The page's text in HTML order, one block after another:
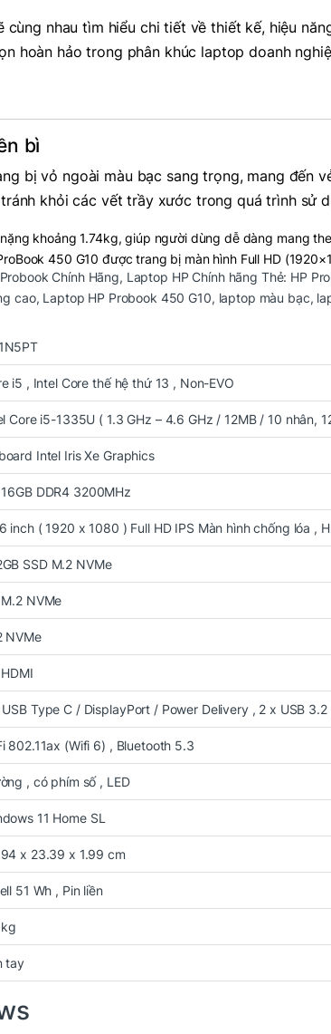
cùng nhau tìm hiểu chi tiết về thiết kế, hiệu
hoàn hảo trong phân khúc laptop doanh
bì
bị vỏ ngoài màu bạc sang trọng, mang đến
khỏi các vết trầy xước trong quá trình sử
khoảng 1.74kg, giúp người dùng dễ dàng mang
450 G10 được trang bị màn hình Full HD
hợp cho nhu cầu làm việc và giải trí.
cầu doanh nghiệp
1.7 GHz – 5.0 GHz / 12MB / 10 nhân, 12 luồng ) thế hệ
GHz – 5.0 GHz / 12MB / 10 nhân, 12 luồng ) được xây
nhiệm.
HP ProBook 450 G10 giúp người dùng xử lý đa tác vụ
gian lưu trữ lớn, giúp lưu giữ dữ liệu quan trọng
với các doanh nghiệp có nhu cầu truy cập tài liệu lớn
11 Home:
11 Home, mang đến giao diện mới hiện đại và
tích hợp, v.v.
Chính Hãng, Laptop HP Chính hãng Thẻ: HP
cao, Laptop HP Probook 450 G10, laptop màu bạc,
i5 , Intel Core thế hệ thứ 13 , Non-EVO
Core i5-1335U ( 1.3 GHz – 4.6 GHz / 12MB / 10 nhân,
Intel Iris Xe Graphics
DDR4 3200MHz
inch ( 1920 x 1080 ) Full HD IPS Màn hình chống lóa ,
SSD M.2 NVMe
NVMe
NVMe
Type C / DisplayPort / Power Delivery , 2 x USB
802.11ax (Wifi 6) , Bluetooth 5.3
, có phím số , LED
11 Home SL
x 23.39 x 1.99 cm
51 Wh , Pin liền
tay